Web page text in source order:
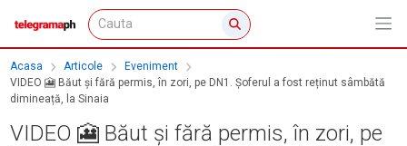
Acasa Articole
Eveniment
VIDEO 🎦 Băut și fără permis, în zori, pe DN1. Șoferul a fost reținut sâmbătă
dimineață, la Sinaia
VIDEO 🎦 Băut și fără permis, în zori, pe